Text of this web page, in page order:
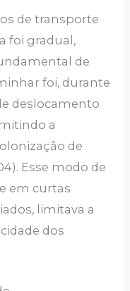
de transporte
foi gradual,
de
foi, durante
deslocamento
a
de
Esse modo de
em curtas
limitava a
dos